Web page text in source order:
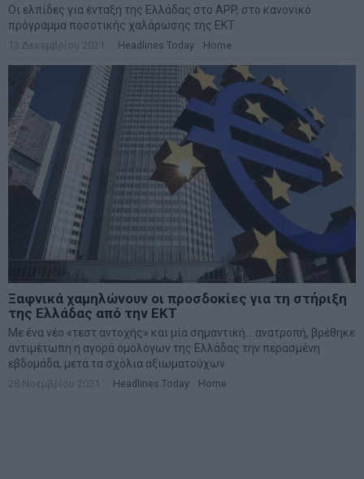
Οι ελπίδες για ένταξη της Ελλάδας στο APP, στο κανονικό
πρόγραμμα ποσοτικής χαλάρωσης της ΕΚΤ
13 Δεκεμβρίου 2021 Headlines Today Home
Ξαφνικά χαμηλώνουν οι προσδοκίες για τη στήριξη
της Ελλάδας από την ΕΚΤ
Με ένα νέο «τεστ αντοχής» και μία σημαντική… ανατροπή, βρέθηκε
αντιμέτωπη η αγορά ομολόγων της Ελλάδας την περασμένη
εβδομάδα, μετά τα σχόλια αξιωματούχων
28 Νοεμβρίου 2021 Headlines Today Home